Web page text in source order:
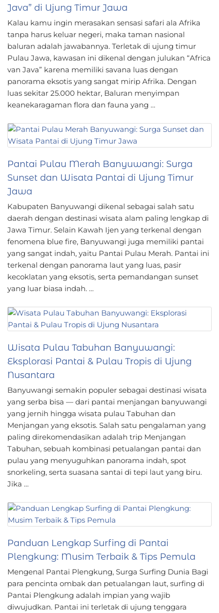
Java” di Ujung Timur Jawa
Kalau kamu ingin merasakan sensasi safari ala Afrika
tanpa harus keluar negeri, maka taman nasional
baluran adalah jawabannya. Terletak di ujung timur
Pulau Jawa, kawasan ini dikenal dengan julukan “Africa
van Java” karena memiliki savana luas dengan
panorama eksotis yang sangat mirip Afrika. Dengan
luas sekitar 25.000 hektar, Baluran menyimpan
keanekaragaman flora dan fauna yang …
Pantai Pulau Merah Banyuwangi: Surga
Sunset dan Wisata Pantai di Ujung Timur
Jawa
Kabupaten Banyuwangi dikenal sebagai salah satu
daerah dengan destinasi wisata alam paling lengkap di
Jawa Timur. Selain Kawah Ijen yang terkenal dengan
fenomena blue fire, Banyuwangi juga memiliki pantai
yang sangat indah, yaitu Pantai Pulau Merah. Pantai ini
terkenal dengan panorama laut yang luas, pasir
kecoklatan yang eksotis, serta pemandangan sunset
yang luar biasa indah. …
Wisata Pulau Tabuhan Banyuwangi:
Eksplorasi Pantai & Pulau Tropis di Ujung
Nusantara
Banyuwangi semakin populer sebagai destinasi wisata
yang serba bisa — dari pantai menjangan banyuwangi
yang jernih hingga wisata pulau Tabuhan dan
Menjangan yang eksotis. Salah satu pengalaman yang
paling direkomendasikan adalah trip Menjangan
Tabuhan, sebuah kombinasi petualangan pantai dan
pulau yang menyuguhkan panorama indah, spot
snorkeling, serta suasana santai di tepi laut yang biru.
Jika …
Panduan Lengkap Surfing di Pantai
Plengkung: Musim Terbaik & Tips Pemula
Mengenal Pantai Plengkung, Surga Surfing Dunia Bagi
para pencinta ombak dan petualangan laut, surfing di
Pantai Plengkung adalah impian yang wajib
diwujudkan. Pantai ini terletak di ujung tenggara